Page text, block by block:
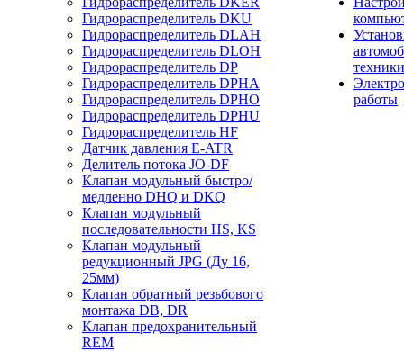
Гидрораспределитель DKU
Гидрораспределитель DLAH
Гидрораспределитель DLOH
Гидрораспределитель DP
Гидрораспределитель DPHA
Гидрораспределитель DPHO
Гидрораспределитель DPHU
Гидрораспределитель HF
Датчик давления E-ATR
Делитель потока JO-DF
Клапан модульный быстро/
медленно DHQ и DKQ
Клапан модульный
последовательности HS, KS
Клапан модульный
редукционный JPG (Ду 16,
25мм)
Клапан обратный резьбового
монтажа DB, DR
Клапан предохранительный
REM
техники
работы